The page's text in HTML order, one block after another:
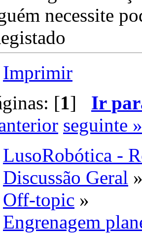
necessite
Imprimir
[1] Ir
seguinte »
LusoRobótica -
Discussão Geral
Off-topic »
Engrenagem